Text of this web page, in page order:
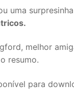
uma
melhor
resumo.
para